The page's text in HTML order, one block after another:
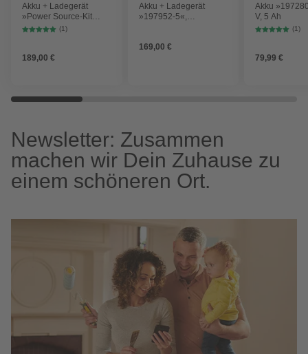
Akku + Ladegerät
»Power Source-Kit
LXT«, 18V, 5Ah,
(1)
189,00 €
Akku + Ladegerät
»197952-5«,
169,00 €
Akku
V, 5 Ah
(1)
79,99 €
Newsletter: Zusammen
machen wir Dein Zuhause zu
einem schöneren Ort.